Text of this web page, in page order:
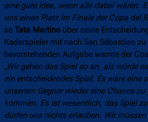
eine gute Idee, wenn alle dabei wären.
uns einen Platz im Finale der Copa del
so Tata Martino über seine
Kaderspieler mit nach San Sébastian
bevorstehenden Aufgabe warnte der
„Wir gehen das Spiel so an, als würde
ein entscheidendes Spiel. Es wäre eine
unserem Gegner wieder eine Chance
kommen. Es ist wesentlich, das Spiel
dürfen uns nichts erlauben. Wir